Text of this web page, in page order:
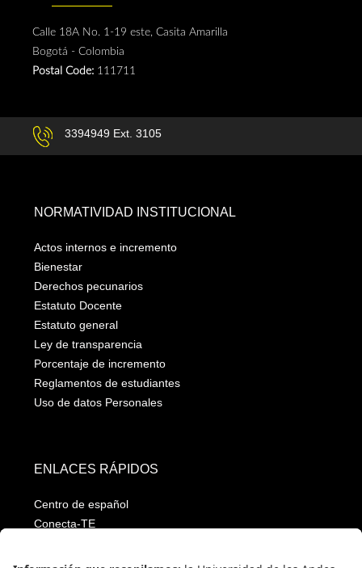
Calle 18A No. 1-19 este, Casita Amarilla
Bogotá - Colombia
Postal Code: 111711
3394949 Ext. 3105
NORMATIVIDAD INSTITUCIONAL
Actos internos e incremento
Bienestar
Derechos pecunarios
Estatuto Docente
Estatuto general
Ley de transparencia
Porcentaje de incremento
Reglamentos de estudiantes
Uso de datos Personales
ENLACES RÁPIDOS
Centro de español
Conecta-TE
Emergencias: Extensión 0000